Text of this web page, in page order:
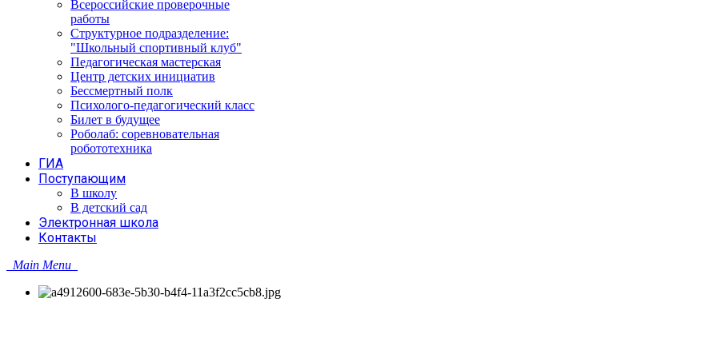
Всероссийские проверочные
работы
Структурное подразделение:
"Школьный спортивный клуб"
Педагогическая мастерская
Центр детских инициатив
Бессмертный полк
Психолого-педагогический класс
Билет в будущее
Роболаб: соревновательная
робототехника
ГИА
Поступающим
В школу
В детский сад
Электронная школа
Контакты
Main Menu